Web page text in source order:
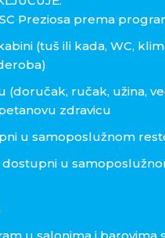
Preziosa prema
(tuš ili kada, WC,
(doručak, ručak, užina,
zdravicu
u samoposlužnom
dostupni u